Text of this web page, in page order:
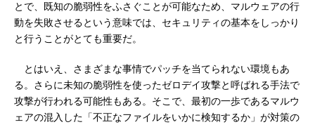
とで、既知の脆弱性をふさぐことが可能なため、マルウェアの行
動を失敗させるという意味では、セキュリティの基本をしっかり
と行うことがとても重要だ。
とはいえ、さまざまな事情でパッチを当てられない環境もあ
る。さらに未知の脆弱性を使ったゼロデイ攻撃と呼ばれる手法で
攻撃が行われる可能性もある。そこで、最初の一歩であるマルウ
ェアの混入した「不正なファイルをいかに検知するか」が対策の